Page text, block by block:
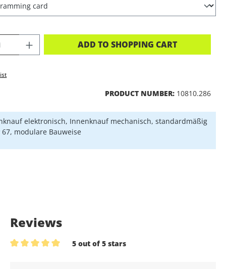
QUANTITY: ENTER THE DESIRED
ADD TO SHOPPING CART
PRODUCT NUMBER: 10810.286
elektronisch, Innenknauf mechanisch, standardmäßig
67, modulare Bauweise
Reviews
5 out of 5 stars